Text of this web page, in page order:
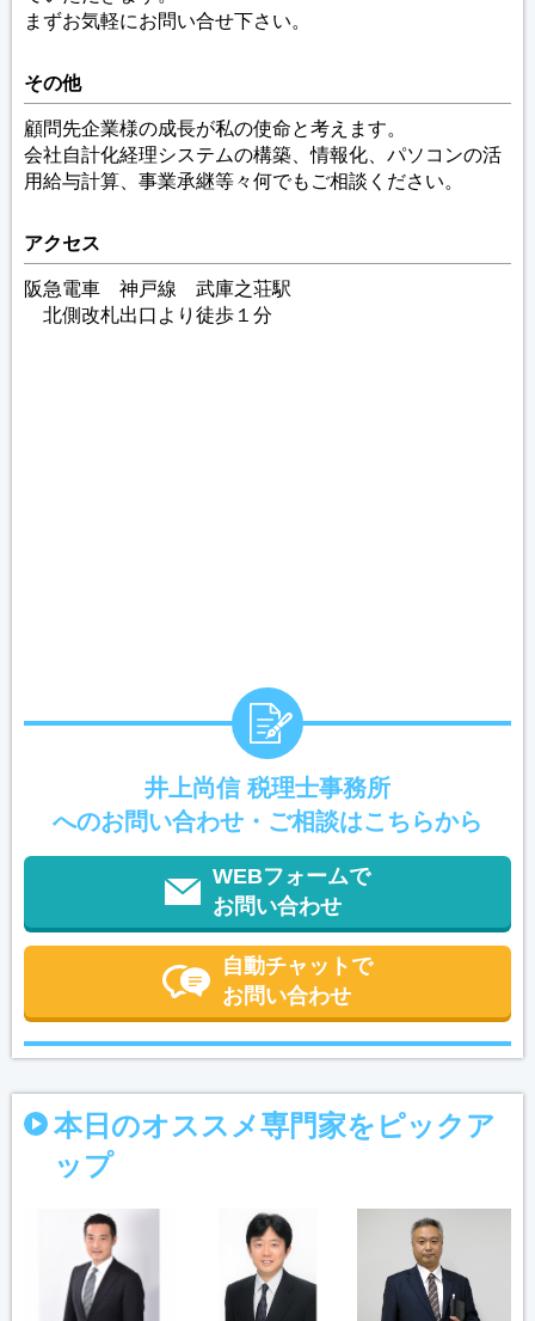
まずお気軽にお問い合せ下さい。
その他
顧問先企業様の成長が私の使命と考えます。
会社自計化経理システムの構築、情報化、パソコンの活
用給与計算、事業承継等々何でもご相談ください。
アクセス
阪急電車 神戸線 武庫之荘駅
北側改札出口より徒歩１分
井上尚信 税理士事務所
へのお問い合わせ・ご相談はこちらから
WEBフォームで
お問い合わせ
自動チャットで
お問い合わせ
本日のオススメ専門家をピックア
ップ